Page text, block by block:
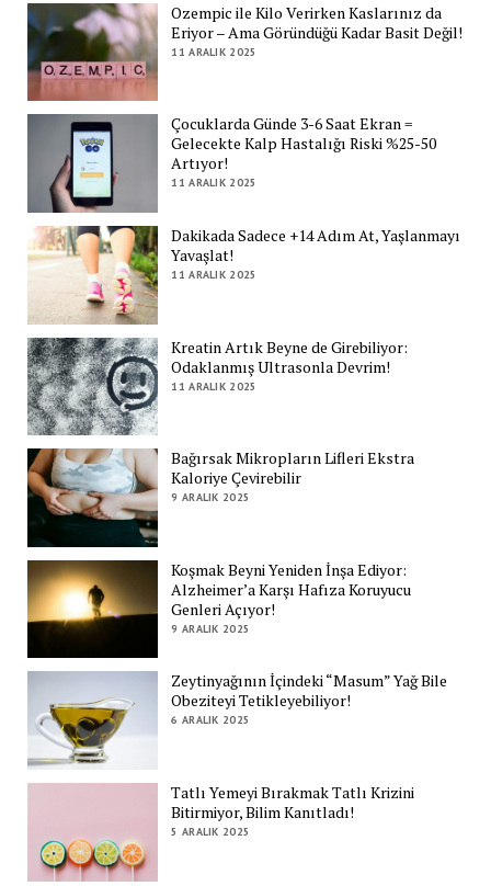
Ozempic ile Kilo Verirken Kaslarınız da
Eriyor – Ama Göründüğü Kadar Basit Değil!
11 ARALIK 2025
Çocuklarda Günde 3-6 Saat Ekran =
Gelecekte Kalp Hastalığı Riski %25-50
Artıyor!
11 ARALIK 2025
Dakikada Sadece +14 Adım At, Yaşlanmayı
Yavaşlat!
11 ARALIK 2025
Kreatin Artık Beyne de Girebiliyor:
Odaklanmış Ultrasonla Devrim!
11 ARALIK 2025
Bağırsak Mikropların Lifleri Ekstra
Kaloriye Çevirebilir
9 ARALIK 2025
Koşmak Beyni Yeniden İnşa Ediyor:
Alzheimer’a Karşı Hafıza Koruyucu
Genleri Açıyor!
9 ARALIK 2025
Zeytinyağının İçindeki “Masum” Yağ Bile
Obeziteyi Tetikleyebiliyor!
6 ARALIK 2025
Tatlı Yemeyi Bırakmak Tatlı Krizini
Bitirmiyor, Bilim Kanıtladı!
5 ARALIK 2025